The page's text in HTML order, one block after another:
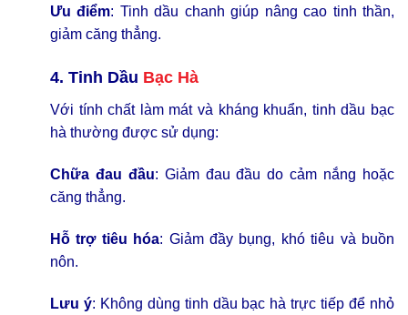
Ưu điểm: Tinh dầu chanh giúp nâng cao tinh thần,
giảm căng thẳng.
4. Tinh Dầu Bạc Hà
Với tính chất làm mát và kháng khuẩn, tinh dầu bạc
hà thường được sử dụng:
Chữa đau đầu: Giảm đau đầu do cảm nắng hoặc
căng thẳng.
Hỗ trợ tiêu hóa: Giảm đầy bụng, khó tiêu và buồn
nôn.
Lưu ý: Không dùng tinh dầu bạc hà trực tiếp để nhỏ